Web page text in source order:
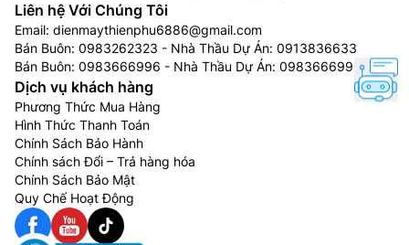
Liên hệ Với Chúng Tôi
Email: dienmaythienphu6886@gmail.com
Bán Buôn: 0983262323 - Nhà Thầu Dự Án: 0913836633
Bán Buôn: 0983666996 - Nhà Thầu Dự Án: 0983666996
Dịch vụ khách hàng
Phương Thức Mua Hàng
Hình Thức Thanh Toán
Chính Sách Bảo Hành
Chính sách Đổi – Trả hàng hóa
Chính Sách Bảo Mật
Quy Chế Hoạt Động